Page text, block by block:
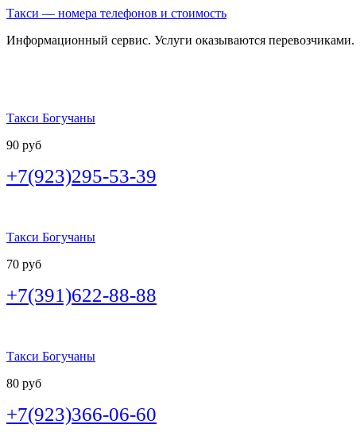
Такси — номера телефонов и стоимость
Информационный сервис. Услуги оказываются перевозчиками.
Такси Богучаны
90 руб
+7(923)295-53-39
Такси Богучаны
70 руб
+7(391)622-88-88
Такси Богучаны
80 руб
+7(923)366-06-60